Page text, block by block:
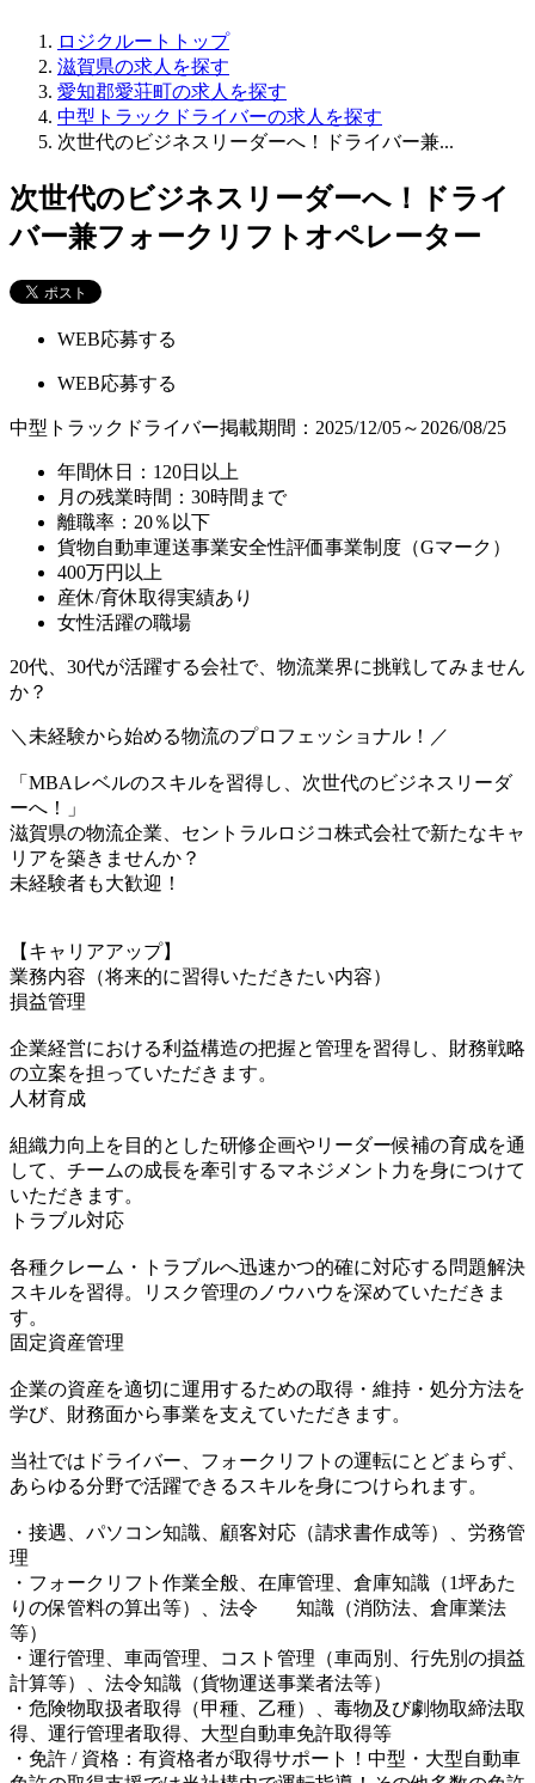
ロジクルートトップ
滋賀県の求人を探す
愛知郡愛荘町の求人を探す
中型トラックドライバーの求人を探す
次世代のビジネスリーダーへ！ドライバー兼...
次世代のビジネスリーダーへ！ドライ
バー兼フォークリフトオペレーター
WEB応募する
WEB応募する
中型トラックドライバー掲載期間：2025/12/05～2026/08/25
年間休日：120日以上
月の残業時間：30時間まで
離職率：20％以下
貨物自動車運送事業安全性評価事業制度（Gマーク）
400万円以上
産休/育休取得実績あり
女性活躍の職場
20代、30代が活躍する会社で、物流業界に挑戦してみません
か？
＼未経験から始める物流のプロフェッショナル！／
「MBAレベルのスキルを習得し、次世代のビジネスリーダ
ーへ！」
滋賀県の物流企業、セントラルロジコ株式会社で新たなキャ
リアを築きませんか？
未経験者も大歓迎！
【キャリアアップ】
業務内容（将来的に習得いただきたい内容）
損益管理
企業経営における利益構造の把握と管理を習得し、財務戦略
の立案を担っていただきます。
人材育成
組織力向上を目的とした研修企画やリーダー候補の育成を通
して、チームの成長を牽引するマネジメント力を身につけて
いただきます。
トラブル対応
各種クレーム・トラブルへ迅速かつ的確に対応する問題解決
スキルを習得。リスク管理のノウハウを深めていただきま
す。
固定資産管理
企業の資産を適切に運用するための取得・維持・処分方法を
学び、財務面から事業を支えていただきます。
当社ではドライバー、フォークリフトの運転にとどまらず、
あらゆる分野で活躍できるスキルを身につけられます。
・接遇、パソコン知識、顧客対応（請求書作成等）、労務管
理
・フォークリフト作業全般、在庫管理、倉庫知識（1坪あた
りの保管料の算出等）、法令 知識（消防法、倉庫業法
等）
・運行管理、車両管理、コスト管理（車両別、行先別の損益
計算等）、法令知識（貨物運送事業者法等）
・危険物取扱者取得（甲種、乙種）、毒物及び劇物取締法取
得、運行管理者取得、大型自動車免許取得等
・免許 / 資格：有資格者が取得サポート！中型・大型自動車